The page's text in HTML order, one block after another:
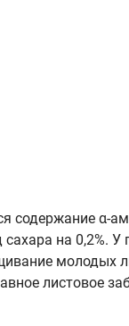
содержание α-
на 0,2%. У
молодых
листовое